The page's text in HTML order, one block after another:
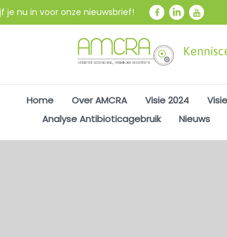
je nu in voor onze nieuwsbrief!
Home Over AMCRA Visie 2024
Analyse Antibioticagebruik
Nieuws